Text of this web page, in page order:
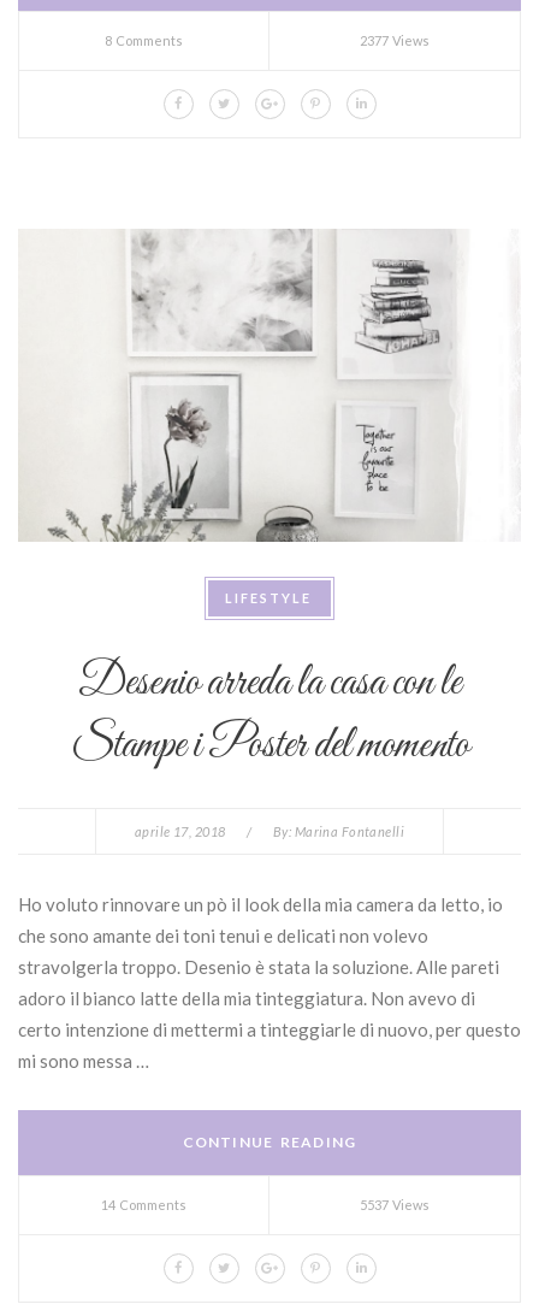
8 Comments 2377 Views
LIFESTYLE
Desenio arreda la casa con le
Stampe i Poster del momento
aprile 17, 2018 / By: Marina Fontanelli
Ho voluto rinnovare un pò il look della mia camera da letto, io
che sono amante dei toni tenui e delicati non volevo
stravolgerla troppo. Desenio è stata la soluzione. Alle pareti
adoro il bianco latte della mia tinteggiatura. Non avevo di
certo intenzione di mettermi a tinteggiarle di nuovo, per questo
mi sono messa …
CONTINUE READING
14 Comments 5537 Views